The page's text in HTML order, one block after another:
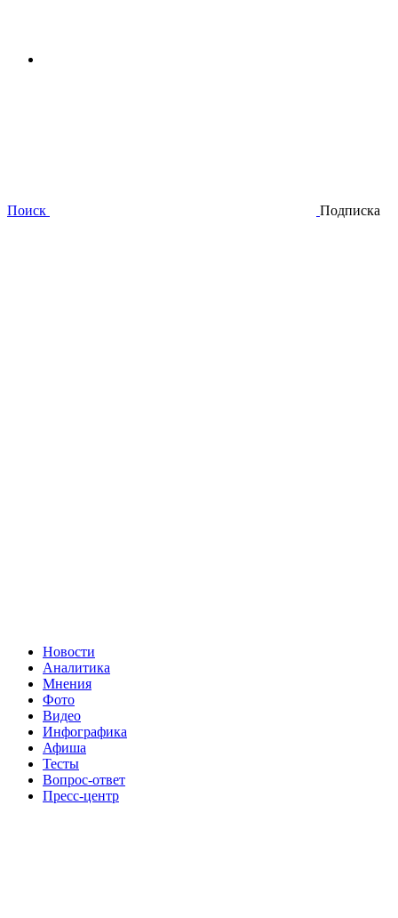
Поиск Подписка
Новости
Аналитика
Мнения
Фото
Видео
Инфографика
Афиша
Тесты
Вопрос-ответ
Пресс-центр